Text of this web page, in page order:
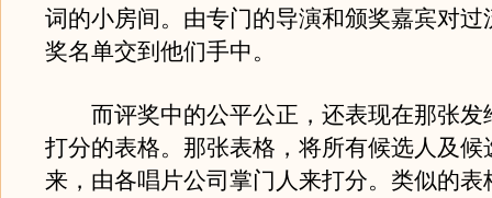
词的小房间。由专门的导演和颁奖嘉宾对过
奖名单交到他们手中。
而评奖中的公平公正，还表现在那张发
打分的表格。那张表格，将所有候选人及候
来，由各唱片公司掌门人来打分。类似的表